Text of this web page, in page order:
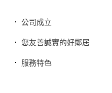
公司成立
您友善誠實的好鄰居
服務特色